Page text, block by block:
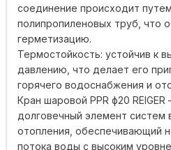
соединение происходит
полипропиленовых труб, что
герметизацию.
Термостойкость: устойчив к
давлению, что делает его
горячего водоснабжения и
Кран шаровой PPR ф20
долговечный элемент систем
отопления, обеспечивающий
потока воды с высоким